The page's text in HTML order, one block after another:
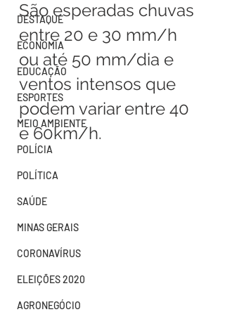
DESTAQUE
ECONOMIA
EDUCAÇÃO
ESPORTES
MEIO AMBIENTE
POLÍCIA
POLÍTICA
SAÚDE
MINAS GERAIS
CORONAVÍRUS
ELEIÇÕES 2020
AGRONEGÓCIO
São esperadas chuvas
entre 20 e 30 mm/h
ou até 50 mm/dia e
ventos intensos que
podem variar entre 40
e 60km/h.